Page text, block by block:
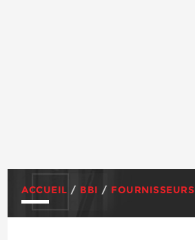
ACCUEIL / BBI / FOURNISSEURS